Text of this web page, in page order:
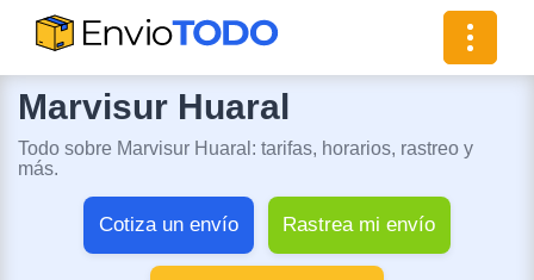
Toggle
Marvisur Huaral
Todo sobre Marvisur Huaral: tarifas, horarios, rastreo y
más.
Cotiza un envío Rastrea mi envío